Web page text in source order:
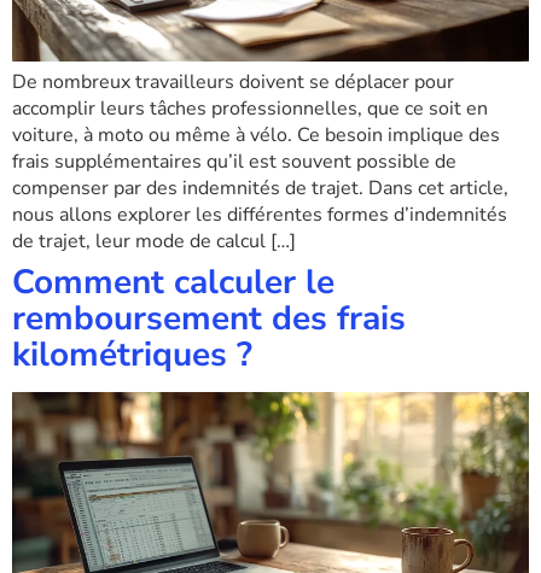
De nombreux travailleurs doivent se déplacer pour
accomplir leurs tâches professionnelles, que ce soit en
voiture, à moto ou même à vélo. Ce besoin implique des
frais supplémentaires qu’il est souvent possible de
compenser par des indemnités de trajet. Dans cet article,
nous allons explorer les différentes formes d’indemnités
de trajet, leur mode de calcul […]
Comment calculer le
remboursement des frais
kilométriques ?